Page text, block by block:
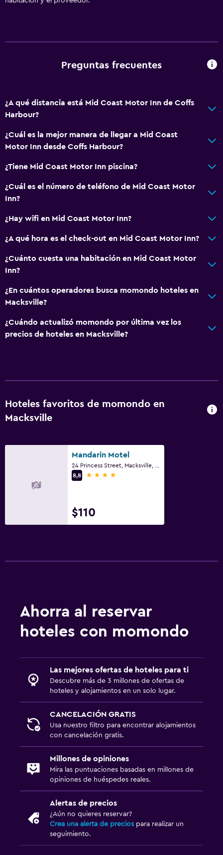
Preguntas frecuentes
¿A qué distancia está Mid Coast Motor Inn de Coffs
Harbour?
¿Cuál es la mejor manera de llegar a Mid Coast
Motor Inn desde Coffs Harbour?
¿Tiene Mid Coast Motor Inn piscina?
¿Cuál es el número de teléfono de Mid Coast Motor
Inn?
¿Hay wifi en Mid Coast Motor Inn?
¿A qué hora es el check-out en Mid Coast Motor Inn?
¿Cuánto cuesta una habitación en Mid Coast Motor
Inn?
¿En cuántos operadores busca momondo hoteles en
Macksville?
¿Cuándo actualizó momondo por última vez los
precios de hoteles en Macksville?
Hoteles favoritos de momondo en
Macksville
Mandarin Motel
8,8
4 estrellas
$110
Ahorra al reservar
hoteles con momondo
Las mejores ofertas de hoteles para ti
Descubre más de 3 millones de ofertas de
hoteles y alojamientos en un solo lugar.
CANCELACIÓN GRATIS
Usa nuestro filtro para encontrar alojamientos
con cancelación gratis.
Millones de opiniones
Mira las puntuaciones basadas en millones de
opiniones de huéspedes reales.
Alertas de precios
¿Aún no quieres reservar?
Crea una alerta de precios para realizar un
seguimiento.